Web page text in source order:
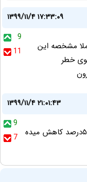
۱۳۹۹/۱۱/۴ ۱۷:۳۳:۰۹
9
11
مشخصه این
خطر
۱۳۹۹/۱۱/۴ ۲۱:۰۱:۴۳
9
7
نه اقابورس برادوروزه افزایش داره بعدش ۵۰درصد کاهش میده